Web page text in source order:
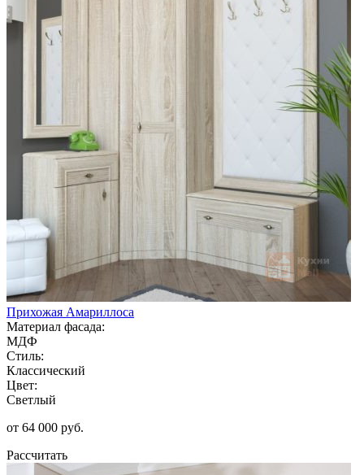
Прихожая Амариллоса
Материал фасада:
МДФ
Стиль:
Классический
Цвет:
Светлый
от 64 000 руб.
Рассчитать